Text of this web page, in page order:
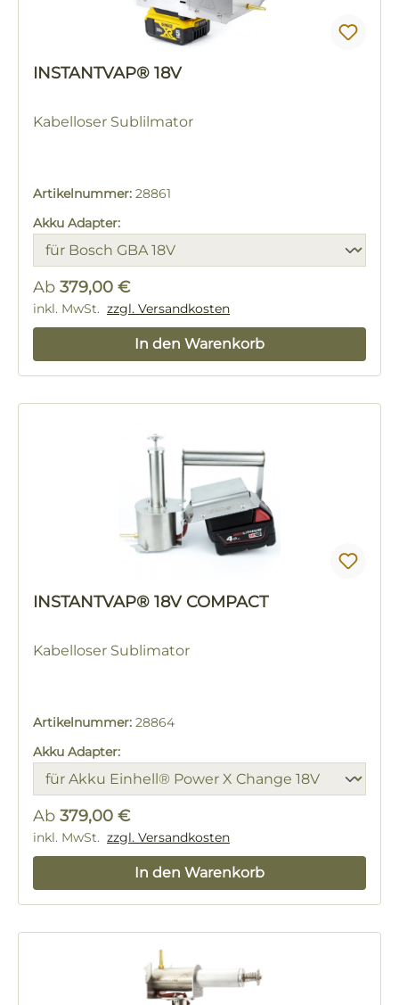
INSTANTVAP® 18V
Kabelloser Sublilmator
Artikelnummer: 28861
Akku Adapter:
Ab 379,00 €
Regulärer Preis:
inkl. MwSt. zzgl. Versandkosten
In den Warenkorb
INSTANTVAP® 18V COMPACT
Kabelloser Sublimator
Artikelnummer: 28864
Akku Adapter:
Ab 379,00 €
Regulärer Preis:
inkl. MwSt. zzgl. Versandkosten
In den Warenkorb